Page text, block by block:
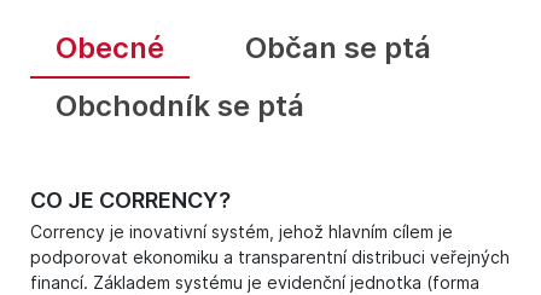
Obecné
Občan se ptá
Obchodník se ptá
CO JE CORRENCY?
Corrency je inovativní systém, jehož hlavním cílem je
podporovat ekonomiku a transparentní distribuci veřejných
financí. Základem systému je evidenční jednotka (forma